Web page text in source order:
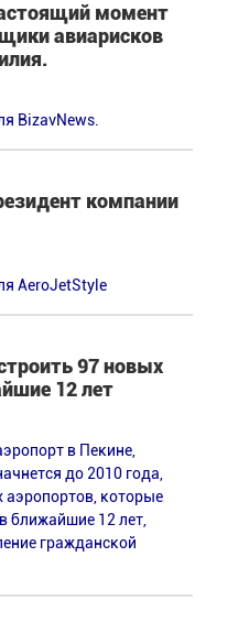
момент
авиарисков
BizavNews.
компании
AeroJetStyle
97 новых
12 лет
в Пекине,
до 2010 года,
аэропортов, которые
ближайшие 12 лет,
гражданской